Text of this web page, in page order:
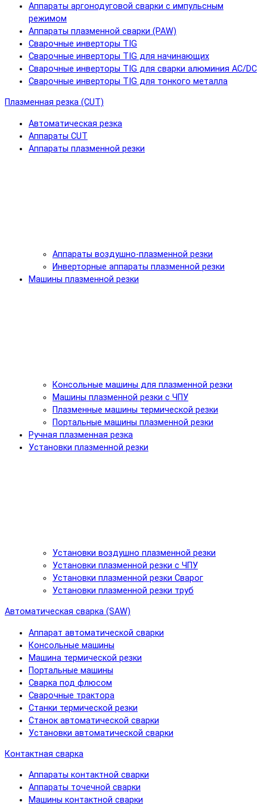
Аппараты аргонодуговой сварки с импульсным
режимом
Аппараты плазменной сварки (PAW)
Сварочные инверторы TIG
Сварочные инверторы TIG для начинающих
Сварочные инверторы TIG для сварки алюминия AC/DC
Сварочные инверторы TIG для тонкого металла
Плазменная резка (CUT)
Автоматическая резка
Аппараты CUT
Аппараты плазменной резки
Аппараты воздушно-плазменной резки
Инверторные аппараты плазменной резки
Машины плазменной резки
Консольные машины для плазменной резки
Машины плазменной резки с ЧПУ
Плазменные машины термической резки
Портальные машины плазменной резки
Ручная плазменная резка
Установки плазменной резки
Установки воздушно плазменной резки
Установки плазменной резки с ЧПУ
Установки плазменной резки Сварог
Установки плазменной резки труб
Автоматическая сварка (SAW)
Аппарат автоматической сварки
Консольные машины
Машина термической резки
Портальные машины
Сварка под флюсом
Сварочные трактора
Станки термической резки
Станок автоматической сварки
Установки автоматической сварки
Контактная сварка
Аппараты контактной сварки
Аппараты точечной сварки
Машины контактной сварки